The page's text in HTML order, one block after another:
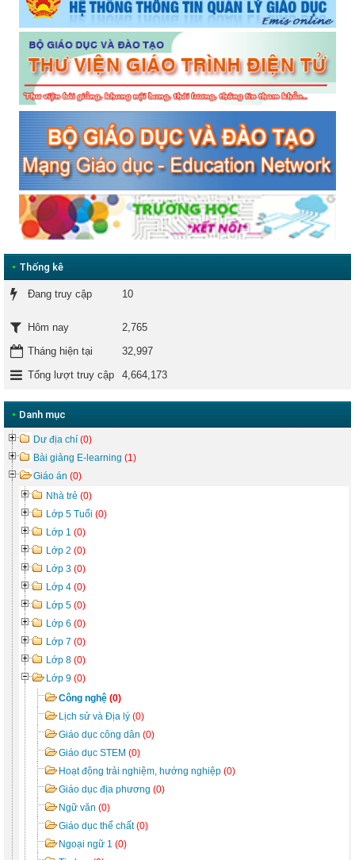
• Thống kê
Đang truy cập 10
Hôm nay
2,765
Tháng hiện tại
32,997
Tổng lượt truy cập
4,664,173
• Danh mục
Dư địa chí (0)
Bài giảng E-learning (1)
Giáo án (0)
Nhà trẻ (0)
Lớp 5 Tuổi (0)
Lớp 1 (0)
Lớp 2 (0)
Lớp 3 (0)
Lớp 4 (0)
Lớp 5 (0)
Lớp 6 (0)
Lớp 7 (0)
Lớp 8 (0)
Lớp 9 (0)
Công nghệ (0)
Lịch sử và Địa lý (0)
Giáo dục công dân (0)
Giáo dục STEM (0)
Hoạt động trải nghiệm, hướng nghiệp (0)
Giáo dục địa phương (0)
Ngữ văn (0)
Giáo dục thể chất(0)
Ngoại ngữ 1 (0)